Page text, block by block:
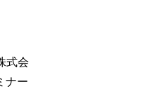
式会
ナー